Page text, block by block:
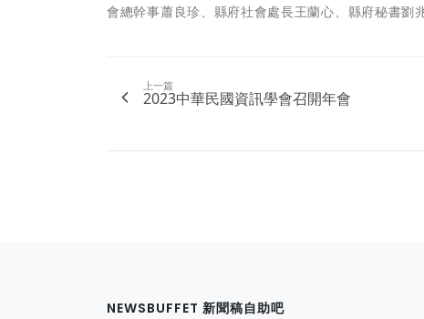
會總幹事蕭良珍、縣府社會處長王蘭心、縣府秘書劉
上一篇
2023中華民國資訊學會召開年會
NEWSBUFFET 新聞稿自助吧